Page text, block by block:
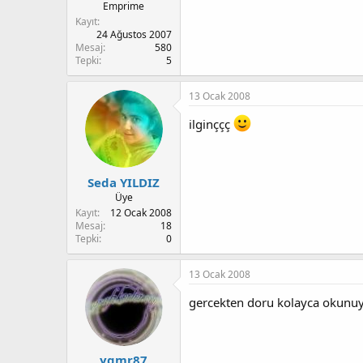
Emprime
Kayıt
24 Ağustos 2007
Mesaj
580
Tepki
5
Seda YILDIZ
Üye
Kayıt
12 Ocak 2008
Mesaj
18
Tepki
0
13 Ocak 2008
ilginççç
ygmr87
13 Ocak 2008
gercekten doru kolayca